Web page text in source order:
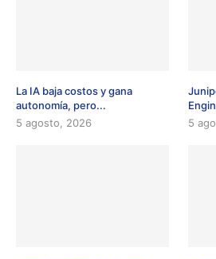
La IA baja costos y gana
autonomía, pero...
5 agosto, 2026
5